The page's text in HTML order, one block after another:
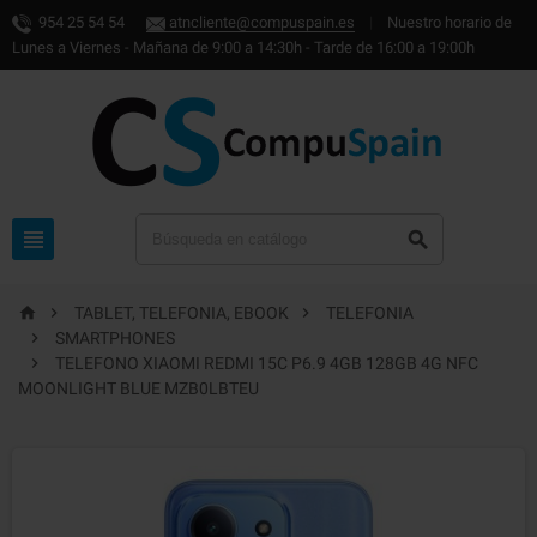
954 25 54 54 atncliente@compuspain.es
Nuestro horario de
Lunes a Viernes - Mañana de 9:00 a 14:30h - Tarde de 16:00 a 19:00h
 
  TABLET, TELEFONIA, EBOOK 
TELEFONIA

SMARTPHONES

TELEFONO XIAOMI REDMI 15C P6.9 4GB 128GB 4G NFC
MOONLIGHT BLUE MZB0LBTEU